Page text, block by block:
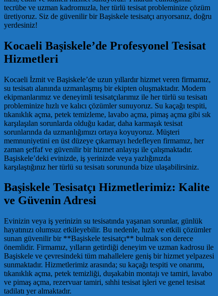
tecrübe ve uzman kadromuzla, her türlü tesisat probleminize çözüm
üretiyoruz. Siz de güvenilir bir Başiskele tesisatçı arıyorsanız, doğru
yerdesiniz!
Kocaeli Başiskele’de Profesyonel Tesisat
Hizmetleri
Kocaeli İzmit ve Başiskele’de uzun yıllardır hizmet veren firmamız,
su tesisatı alanında uzmanlaşmış bir ekipten oluşmaktadır. Modern
ekipmanlarımız ve deneyimli tesisatçılarımız ile her türlü su tesisatı
probleminize hızlı ve kalıcı çözümler sunuyoruz. Su kaçağı tespiti,
tıkanıklık açma, petek temizleme, lavabo açma, pimaş açma gibi sık
karşılaşılan sorunlarda olduğu kadar, daha karmaşık tesisat
sorunlarında da uzmanlığımızı ortaya koyuyoruz. Müşteri
memnuniyetini en üst düzeye çıkarmayı hedefleyen firmamız, her
zaman şeffaf ve güvenilir bir hizmet anlayışı ile çalışmaktadır.
Başiskele’deki evinizde, iş yerinizde veya yazlığınızda
karşılaştığınız her türlü su tesisatı sorununda bize ulaşabilirsiniz.
Başiskele Tesisatçı Hizmetlerimiz: Kalite
ve Güvenin Adresi
Evinizin veya iş yerinizin su tesisatında yaşanan sorunlar, günlük
hayatınızı olumsuz etkileyebilir. Bu nedenle, hızlı ve etkili çözümler
sunan güvenilir bir **Başiskele tesisatçı** bulmak son derece
önemlidir. Firmamız, yılların getirdiği deneyim ve uzman kadrosu ile
Başiskele ve çevresindeki tüm mahallelere geniş bir hizmet yelpazesi
sunmaktadır. Hizmetlerimiz arasında; su kaçağı tespiti ve onarımı,
tıkanıklık açma, petek temizliği, duşakabin montajı ve tamiri, lavabo
ve pimaş açma, rezervuar tamiri, sıhhi tesisat işleri ve genel tesisat
tadilatı yer almaktadır.